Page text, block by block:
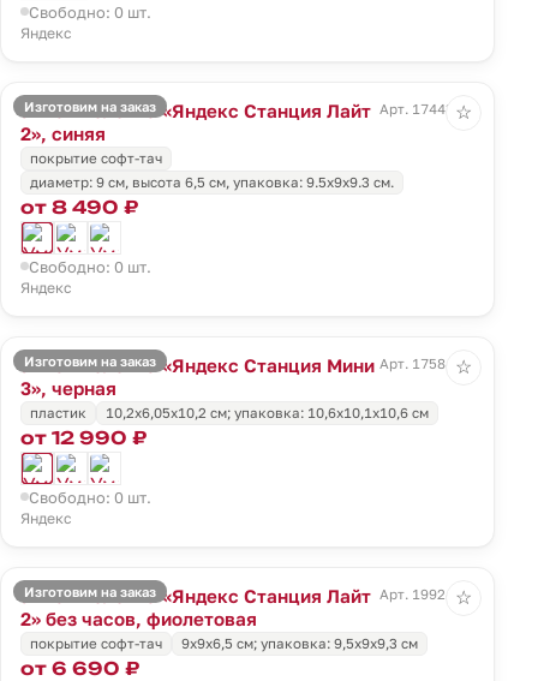
Свободно: 0 шт.
Яндекс
Изготовим на заказ
Умная колонка «Яндекс Станция Лайт
2», синяя
Арт. 17443.44
покрытие софт-тач
диаметр: 9 см, высота 6,5 см, упаковка: 9.5x9x9.3 см.
от 8 490 ₽
Свободно: 0 шт.
Яндекс
☆
Изготовим на заказ
Умная колонка «Яндекс Станция Мини
3», черная
Арт. 17584.30
пластик 10,2x6,05x10,2 см; упаковка: 10,6x10,1x10,6 см
от 12 990 ₽
Свободно: 0 шт.
Яндекс
☆
Изготовим на заказ
Умная колонка «Яндекс Станция Лайт
2» без часов, фиолетовая
Арт. 19924.78
покрытие софт-тач 9x9x6,5 см; упаковка: 9,5x9x9,3 см
от 6 690 ₽
☆